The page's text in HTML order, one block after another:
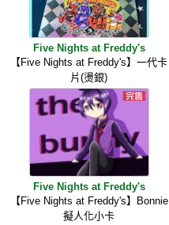
Five Nights at Freddy's
【Five Nights at Freddy's】一代卡
片(燙銀)
Five Nights at Freddy's
【Five Nights at Freddy's】Bonnie
擬人化小卡